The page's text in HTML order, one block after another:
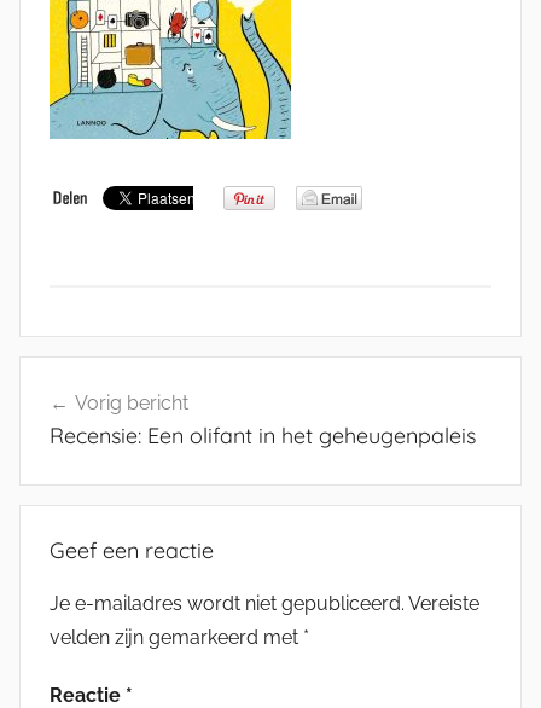
navigatie
Vorig bericht
Recensie: Een olifant in het geheugenpaleis
Geef een reactie
Je e-mailadres wordt niet gepubliceerd. Vereiste
velden zijn gemarkeerd met *
Reactie *